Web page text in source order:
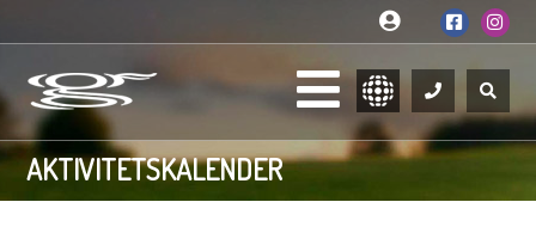
AKTIVITETSKALENDER